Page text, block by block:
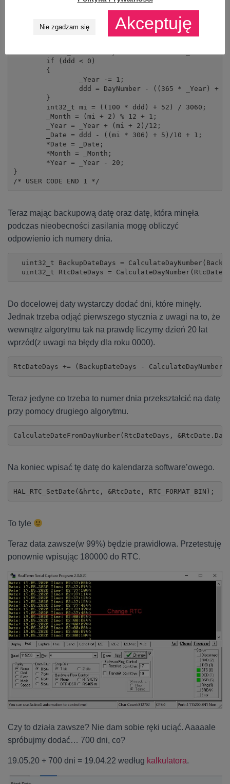
}
/* USER CODE END 1 */
Teraz mając backupową datę oraz datę, która minęła
podczas nieobecności zasilania mogę obliczyć
odpowienio ich numery dnia.
uint32_t BackupDateDays =
uint32_t RtcDateDays =
Do docelowej daty wystarczy dodać dni, które minęły.
Jednak trzeba odjąć pierwszego stycznia z uwagi na to, że
wewnątrz algorytmu tak na prawdę liczymy dzień 20 lat
wprzód(z uwagi na błędy dla roku 0000).
RtcDateDays += (BackupDateDays -
Teraz jedyne co trzeba to numer dnia przekształcić na datę
przy pomocy drugiego algorytmu.
CalculateDateFromDayNumber(RtcDateDays,
Na koniec wpisać tę datę do kalendarza software’owego.
HAL_RTC_SetDate(&hrtc, &RtcDate, RTC_FORMAT_BIN);
To tyle
Teraz data zawsze(w 99%) będzie prawidłowa. Przetestuję
ponownie wpisując 180000 do RTC.
Czy to działa zawsze? Nie dam sobie ręki uciąć. Aaaaale
spróbujmy dodać… 700 dni, co?
19.05.20 + 700 dni = 19.04.22 według kalkulatora.
Nie zgadzam się Akceptuję